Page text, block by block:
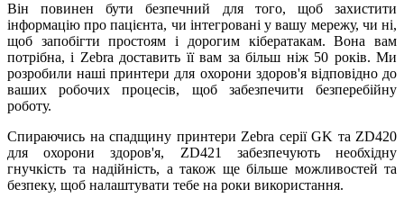
Він повинен бути безпечний для того, щоб захистити
інформацію про пацієнта, чи інтегровані у вашу мережу, чи ні,
щоб запобігти простоям і дорогим кібератакам. Вона вам
потрібна, і Zebra доставить її вам за більш ніж 50 років. Ми
розробили наші принтери для охорони здоров'я відповідно до
ваших робочих процесів, щоб забезпечити безперебійну
роботу.
Спираючись на спадщину принтери Zebra серії GK та ZD420
для охорони здоров'я, ZD421 забезпечують необхідну
гнучкість та надійність, а також ще більше можливостей та
безпеку, щоб налаштувати тебе на роки використання.